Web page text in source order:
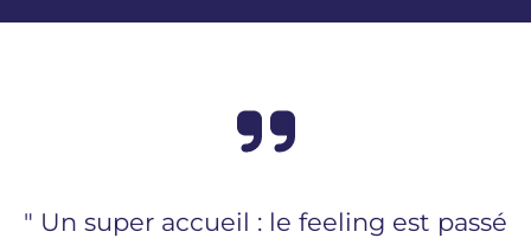
" Un super accueil : le feeling est passé